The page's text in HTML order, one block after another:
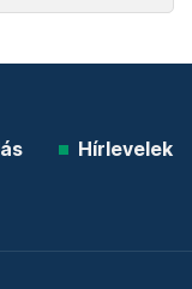
Hírlevelek